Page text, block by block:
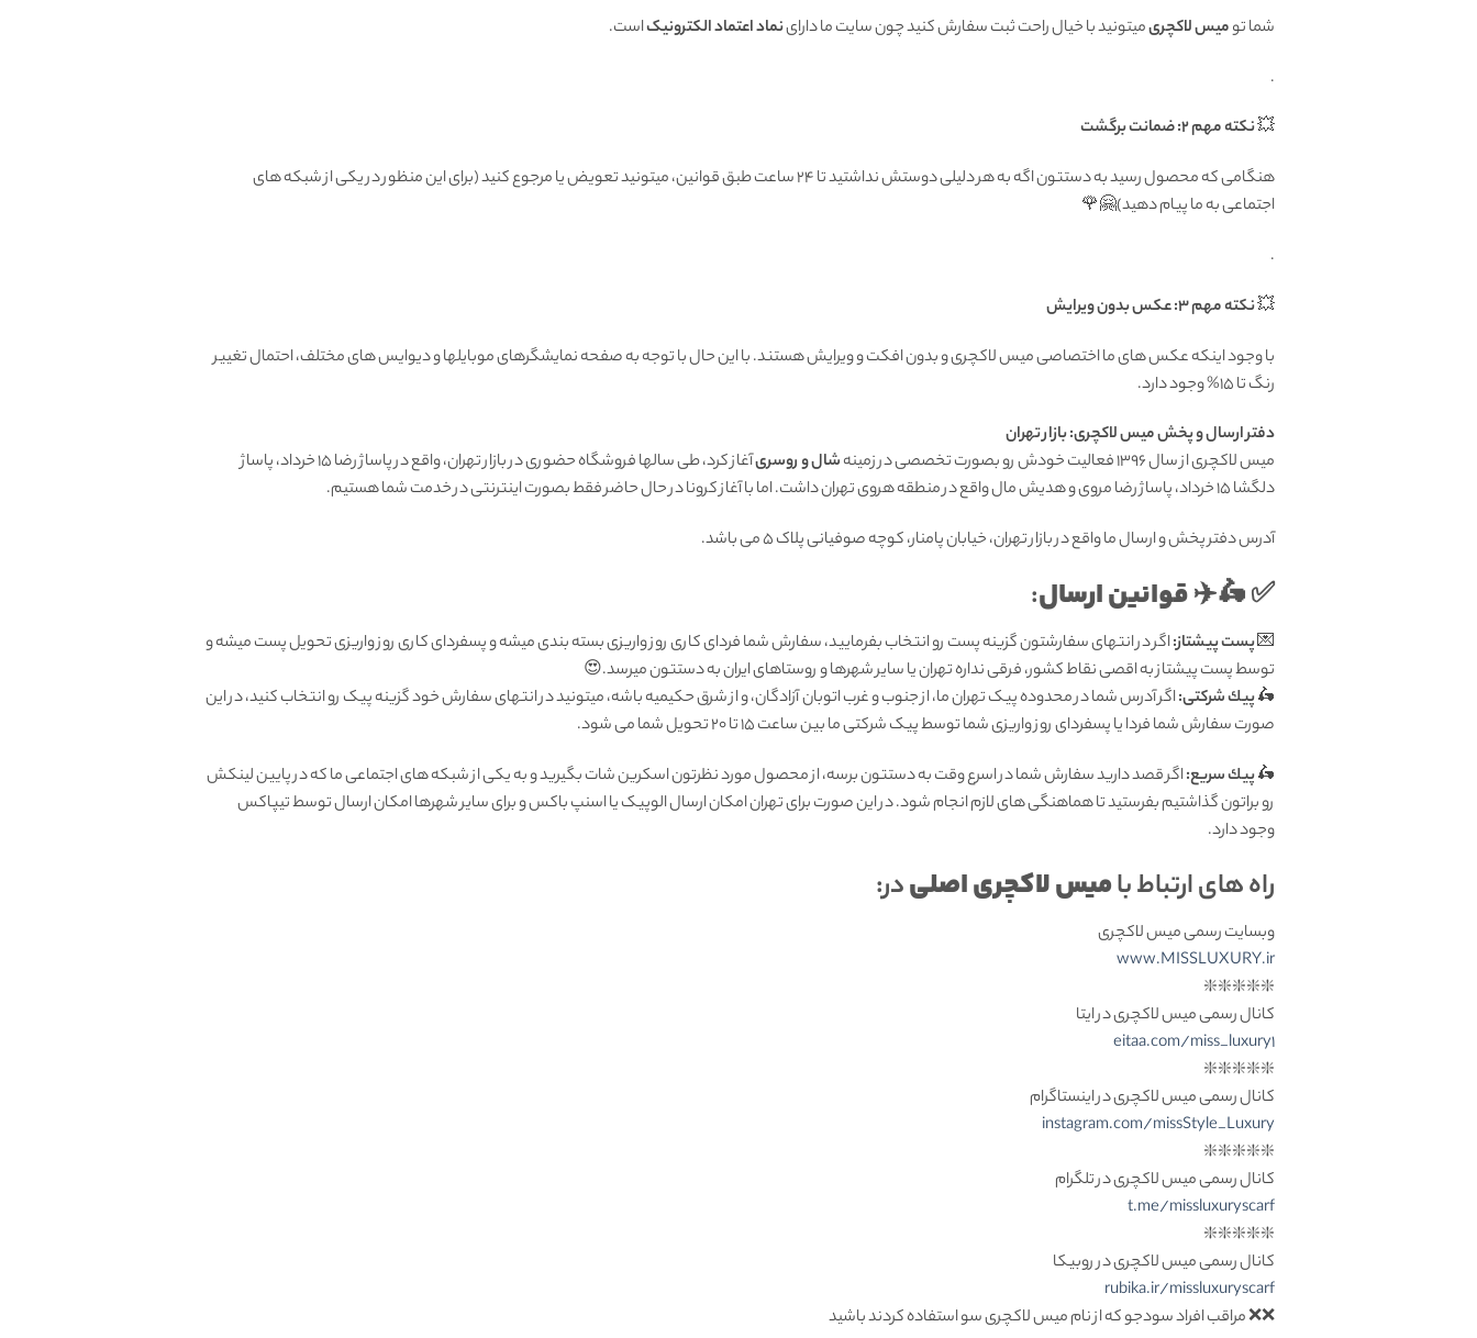
شما تومیس لاکچریمیتونید با خیال راحت ثبت سفارش کنید چون سایت ما داراینماد اعتماد الکترونیکاست.
.
💥نکته مهم 2: ضمانت برگشت
هنگامی که محصول رسید به دستتون اگه به هر دلیلی دوستش نداشتید تا ۲۴ ساعت طبق قوانین، میتونید تعویض یا مرجوع کنید (برای این منظور در یکی از شبکه های
اجتماعی به ما پیام دهید)🤗🌹
.
💥نکته مهم 3: عکس بدون ویرایش
با وجود اینکه عکس های ما اختصاصی میس لاکچری و بدون افکت و ویرایش هستند. با این حال با توجه به صفحه نمایشگرهای موبایلها و دیوایس های مختلف، احتمال تغییر
رنگ تا 15% وجود دارد.
دفتر ارسال و پخش میس لاکچری: بازار تهران
میس لاکچری از سال 1396 فعالیت خودش رو بصورت تخصصی در زمینه
شال و روسری
آغاز کرد، طی سالها فروشگاه حضوری در بازار تهران، واقع در پاساژ رضا 15 خرداد، پاساژ
دلگشا 15 خرداد، پاساژ رضا مروی و هدیش مال واقع در منطقه هروی تهران داشت. اما با آغاز کرونا در حال حاضر فقط بصورت اینترنتی در خدمت شما هستیم.
آدرس دفتر پخش و ارسال ما واقع در بازار تهران، خیابان پامنار، کوچه صوفیانی پلاک 5 می باشد.
✅ 🛵✈️قوانين ارسال:
💌پست پیشتاز:اگر در انتهای سفارشتون گزینه پست رو انتخاب بفرمایید، سفارش شما فردای کاری روز واریزی بسته بندی میشه و پسفردای کاری روز واریزی تحویل پست میشه و
توسط پست پیشتاز به اقصی نقاط کشور، فرقی نداره تهران یا سایر شهرها و روستاهای ایران به دستتون میرسد.😍
🛵پيك شرکتی:اگر آدرس شما در محدوده پیک تهران ما، از جنوب و غرب اتوبان آزادگان، و از شرق حکیمیه باشه، میتونید در انتهای سفارش خود گزینه پیک رو انتخاب کنید، در این
صورت سفارش شما فردا یا پسفردای روز واريزى شما توسط پیک شرکتی ما بين ساعت ۱۵ تا ٢٠ تحويل شما مى شود.
🛵پيك سریع:اگر قصد دارید سفارش شما در اسرع وقت به دستتون برسه، از محصول مورد نظرتون اسکرین شات بگیرید و به یکی از شبکه های اجتماعی ما که در پایین لینکش
رو براتون گذاشتیم بفرستید تا هماهنگی های لازم انجام شود. در این صورت برای تهران امکان ارسال الوپیک یا اسنپ باکس و برای سایر شهرها امکان ارسال توسط تیپاکس
وجود دارد.
راه های ارتباط بامیس لاکچری اصلیدر:
وبسایت رسمی میس لاکچری
www.MISSLUXURY.ir
❇️❇️❇️❇️❇️
کانال رسمی میس لاکچری در ایتا
eitaa.com/miss_luxury1
❇️❇️❇️❇️❇️
کانال رسمی میس لاکچری در اینستاگرام
instagram.com/missStyle_Luxury
❇️❇️❇️❇️❇️
کانال رسمی میس لاکچری در تلگرام
t.me/missluxuryscarf
❇️❇️❇️❇️❇️
کانال رسمی میس لاکچری در روبیکا
rubika.ir/missluxuryscarf
❌❌ مراقب افراد سودجو که از نام میس لاکچری سو استفاده کردند باشید